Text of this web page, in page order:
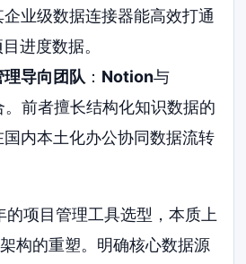
业级数据连接器能高效打通
进度数据。
导向团队 ： Notion与
。前者擅长结构化知识数据的
内本土化办公协同数据流转
项目管理工具选型，本质上
构的重塑。明确核心数据源